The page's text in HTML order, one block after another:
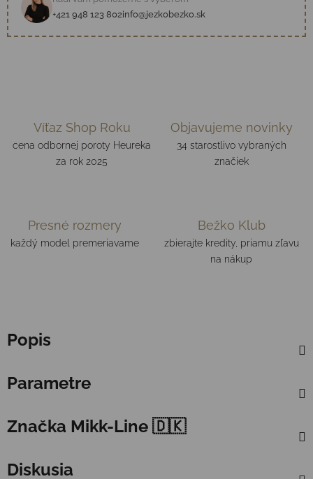
+421 948 123 802info@jezkobezko.sk
Víťaz Shop Roku
cena odbornej poroty Heureka
za rok 2025
Objavujeme novinky
34 starostlivo vybraných
značiek
Presné rozmery
každý model premeriavame
Bežko Klub
zbierajte kredity, priamu zľavu
na nákup
Popis
Parametre
Značka Mikk-Line 🇩🇰
Diskusia